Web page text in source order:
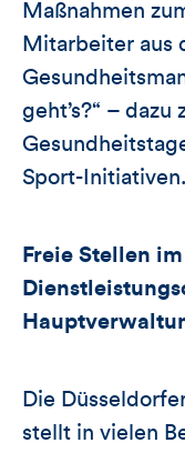
Maßnahmen
Mitarbeiter aus
geht’s?“ –
Sport-Initiativen.
Freie Stellen im
Die
stellt in vielen